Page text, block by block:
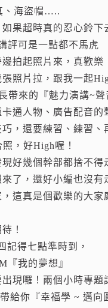
、海盜帽…..
果超時真的忍心鈴下
評可是一點都不馬虎
拍起照片來，真歡樂
照片拉，跟我一起
帶來的『魅力演講~聲
通人物、廣告配音的
，還要練習、練習、
，好High喔！
好幾個幹部都捨不得
了，還好小編也沒有
這真是個歡樂的大家
！
記得七點準時到，
『我的夢想』
現囉！兩個小時專題
給你『幸福學 ~ 邁向